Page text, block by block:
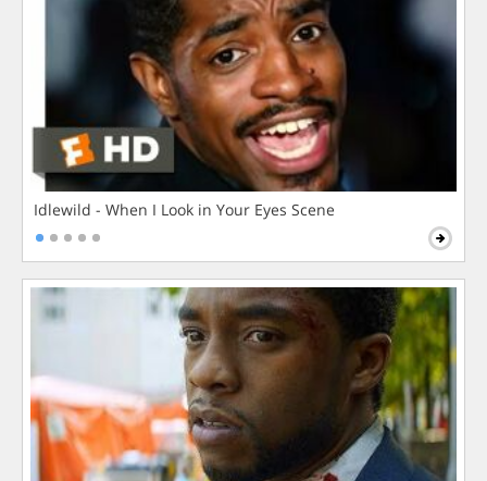
Idlewild - When I Look in Your Eyes Scene